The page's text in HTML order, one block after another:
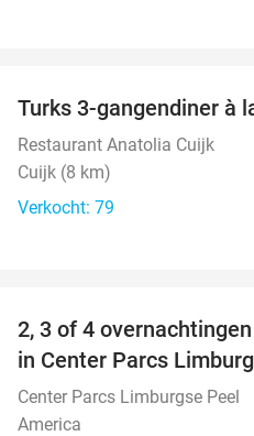
Turks 3-gangendiner à
Restaurant Anatolia Cuijk
Cuijk (8 km)
Verkocht: 79
2, 3 of 4
in Center Parcs
Center Parcs Limburgse Peel
America